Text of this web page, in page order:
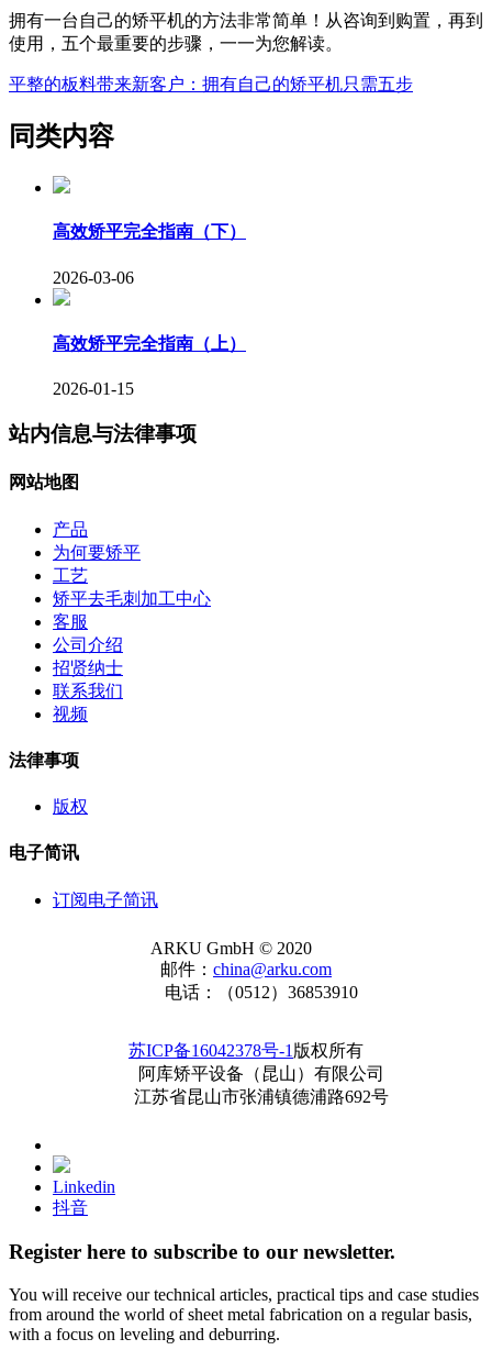
拥有一台自己的矫平机的方法非常简单！从咨询到购置，再到
使用，五个最重要的步骤，一一为您解读。
平整的板料带来新客户：拥有自己的矫平机只需五步
同类内容
高效矫平完全指南（下）
2026-03-06
高效矫平完全指南（上）
2026-01-15
站内信息与法律事项
网站地图
产品
为何要矫平
工艺
矫平去毛刺加工中心
客服
公司介绍
招贤纳士
联系我们
视频
法律事项
版权
电子简讯
订阅电子简讯
ARKU GmbH © 2020
邮件： china@arku.com
电话：（0512）36853910
苏ICP备16042378号-1 版权所有
阿库矫平设备（昆山）有限公司
江苏省昆山市张浦镇德浦路692号
Linkedin
抖音
Register here to subscribe to our newsletter.
You will receive our ​technical articles, practical tips and case studies
from around the world ​of sheet metal ​fabrication on a regular basis,
with a ​focus on leveling and deburring.